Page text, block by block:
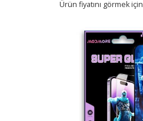
Ürün fiyatını görmek için